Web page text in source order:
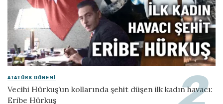
ATATÜRK DÖNEMI
Vecihi Hürkuş’un kollarında şehit düşen ilk kadın havacı:
Eribe Hürkuş